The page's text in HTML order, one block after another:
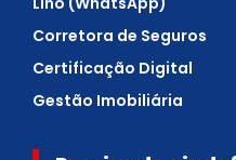
Corretora de Seguros
Certificação Digital
Gestão Imobiliária